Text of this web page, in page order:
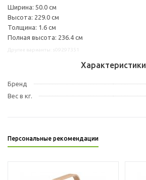
Ширина: 50.0 см
Высота: 229.0 см
Толщина: 1.6 см
Полная высота: 236.4 см
Характеристики
Бренд
Вес в кг.
Персональные рекомендации